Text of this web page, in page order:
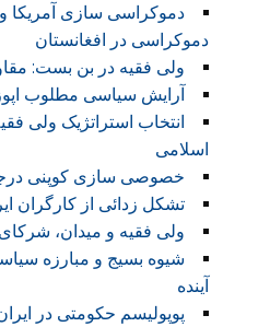
دموکراسی سازی آمریکا
دموکراسی در افغانستان
ولی فقیه در بن بست:
آرایش سیاسی مطلوب
انتخاب استراتژیک ولی
اسلامی
خصوصی سازی کوپنی
تشکل زدائی از کارگران
ولی فقیه و میدان،
شیوه بسیج و مبارزه
آینده
پوپولیسم حکومتی در